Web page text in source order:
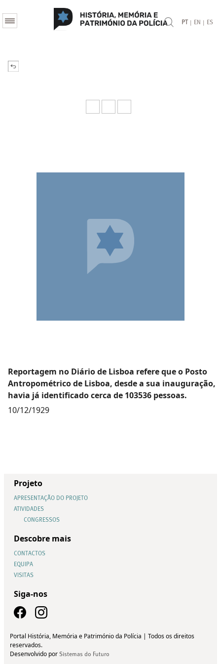
PT | EN | ES
Reportagem no Diário de Lisboa refere que o Posto
Antropométrico de Lisboa, desde a sua inauguração,
havia já identificado cerca de 103536 pessoas.
10/12/1929
Projeto
APRESENTAÇÃO DO PROJETO
ATIVIDADES
CONGRESSOS
Descobre mais
CONTACTOS
EQUIPA
VISITAS
Siga-nos
Portal História, Memória e Património da Polícia | Todos os direitos
reservados.
Desenvolvido por Sistemas do Futuro